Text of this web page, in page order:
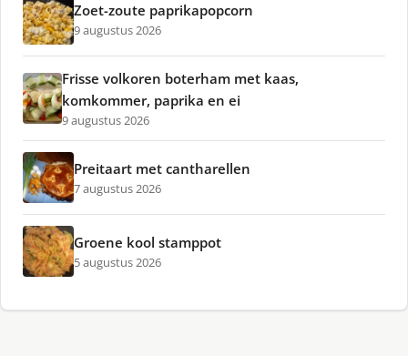
Zoet-zoute paprikapopcorn
9 augustus 2026
Frisse volkoren boterham met kaas,
komkommer, paprika en ei
9 augustus 2026
Preitaart met cantharellen
7 augustus 2026
Groene kool stamppot
5 augustus 2026